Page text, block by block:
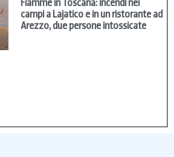
campi a Lajatico e in un ristorante ad
Arezzo, due persone intossicate